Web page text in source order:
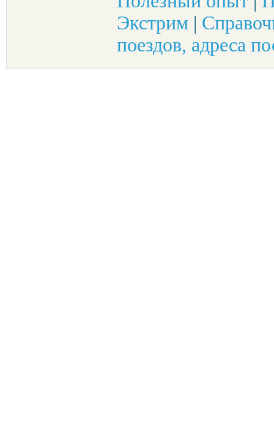
Экстрим |
поездов, адреса